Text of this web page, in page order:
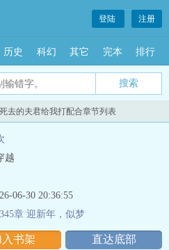
搜索
登陆 注册
历史 科幻 其它 完本 排行
去的夫君给我打配合章节列表
越
入书架 直达底部
06-30 20:36:55
章 迎新年，似梦